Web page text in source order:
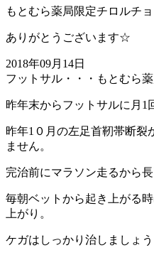
もとむら薬局限定チロルチ
ありがとうございます☆
2018年09月14日
フットサル・・・もとむら
昨年末からフットサルに月1
昨年1０月の左足首靭帯断裂
ません。
完治前にマラソン走るから
毎朝ベットから起き上がる
上がり。
ケガはしっかり治しましょう